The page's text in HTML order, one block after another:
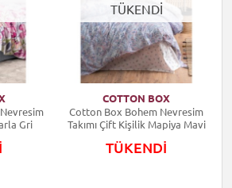
Gri
TÜKENDİ
COTTON BOX
Cotton Box Bohem Nevresim
Takımı Çift Kişilik Mapiya Mavi
TÜKENDİ